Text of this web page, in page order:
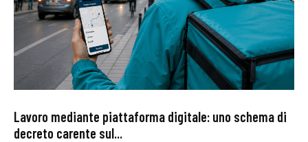
Lavoro mediante piattaforma digitale: uno schema di
decreto carente sul...